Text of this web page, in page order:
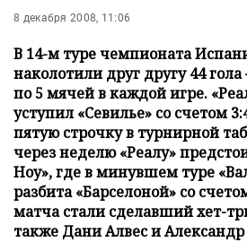
8 декабря 2008, 11:06
В 14-м туре чемпионата
наколотили друг другу 44
по 5 мячей в каждой игре.
уступил «Севилье» со счетом
пятую строчку в турнирной
через неделю «Реалу»
Ноу», где в минувшем туре
разбита «Барселоной» со
матча стали сделавший хет-
также Дани Алвес и Александр